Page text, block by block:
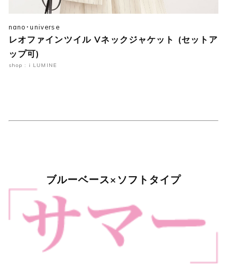
nano･universe
レオファインツイル Vネックジャケット (セットア
ップ可)
shop : i LUMINE
ブルーベース×ソフトタイプ